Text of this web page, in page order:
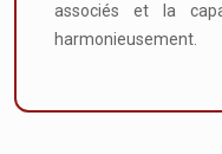
associés et la
harmonieusement.